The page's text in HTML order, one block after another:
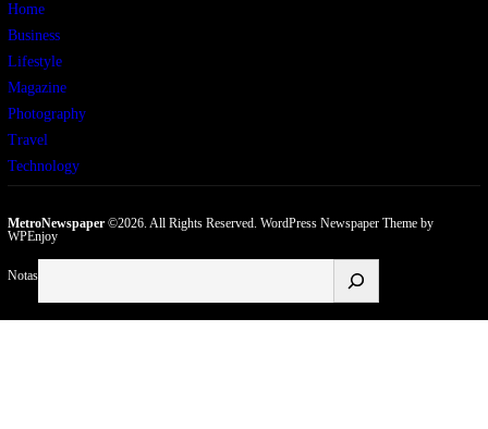
Home
Business
Lifestyle
Magazine
Photography
Travel
Technology
MetroNewspaper©2026. All Rights Reserved. WordPress Newspaper Themeby
WPEnjoy
Notas